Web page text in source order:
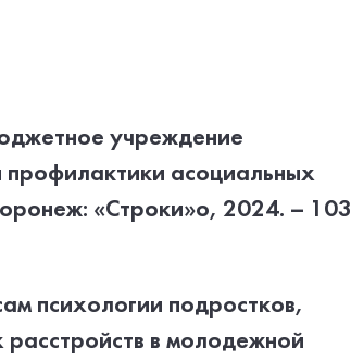
учреждение
профилактики асоциальных
«Строки»о, 2024. – 103
психологии подростков,
в молодежной